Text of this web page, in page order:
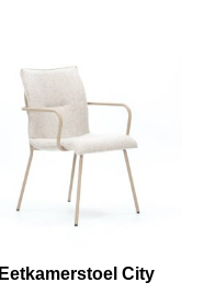
Eetkamerstoel City